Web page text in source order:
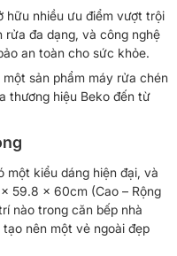
hữu nhiều ưu điểm vượt trội
rửa đa dạng, và công nghệ
an toàn cho sức khỏe.
sản phẩm máy rửa chén
thương hiệu Beko đến từ
một kiểu dáng hiện đại, và
59.8 x 60cm (Cao – Rộng
nào trong căn bếp nhà
nên một vẻ ngoài đẹp